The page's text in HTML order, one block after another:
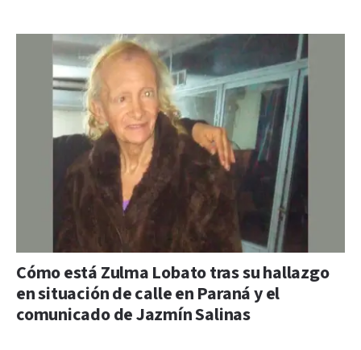
Cómo está Zulma Lobato tras su hallazgo
en situación de calle en Paraná y el
comunicado de Jazmín Salinas